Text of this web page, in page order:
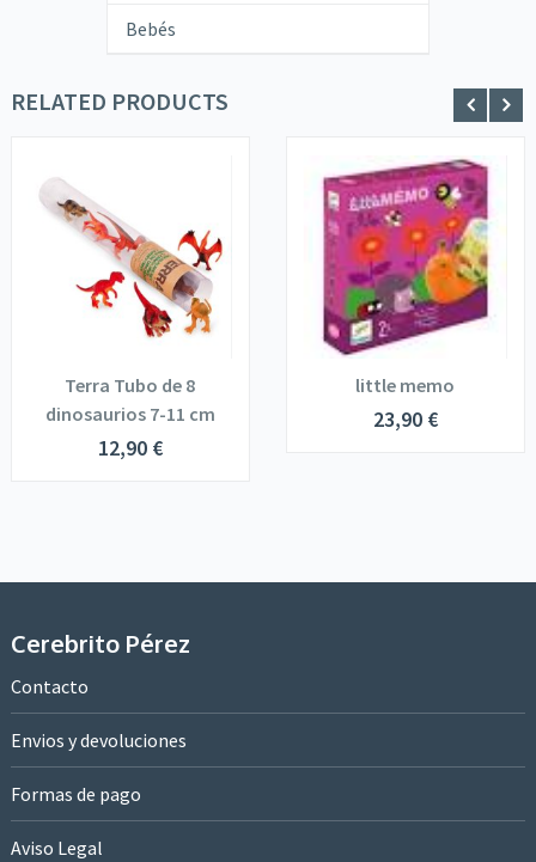
Bebés
RELATED PRODUCTS
Terra Tubo de 8
dinosaurios 7-11 cm
12,90 €
little memo
23,90 €
Cerebrito Pérez
Contacto
Envios y devoluciones
Formas de pago
Aviso Legal